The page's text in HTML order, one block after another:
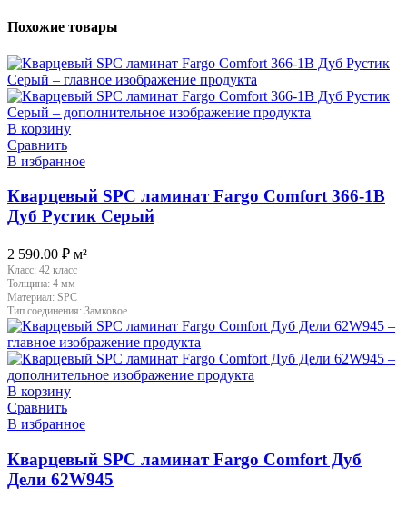
Похожие товары
В корзину
Сравнить
В избранное
Кварцевый SPC ламинат Fargo Comfort 366-1B
Дуб Рустик Серый
2 590.00 ₽ м²
Класс: 42 класс
Толщина: 4 мм
Материал: SPC
Тип соединения: Замковое
В корзину
Сравнить
В избранное
Кварцевый SPC ламинат Fargo Comfort Дуб
Дели 62W945